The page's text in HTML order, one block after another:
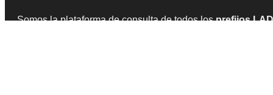
Somos la plataforma de consulta de todos losprefijos